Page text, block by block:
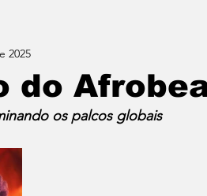
Nas linhas do Tempo (Blog -
do
2025
os palcos globais